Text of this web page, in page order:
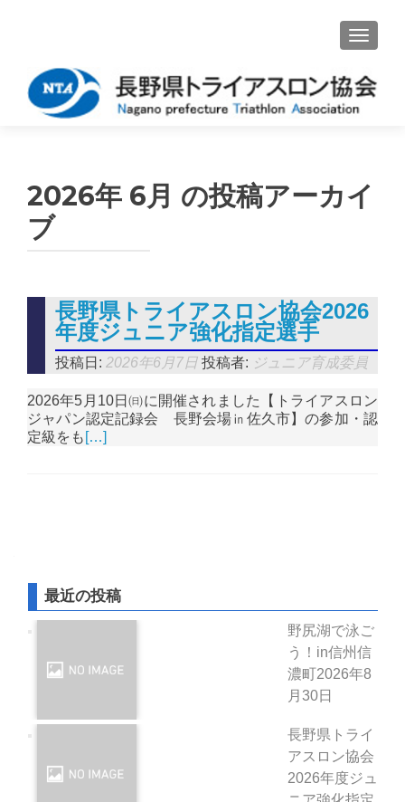
ナビゲ
2026年 6月 の投稿アーカイ
ブ
長野県トライアスロン協会2026
年度ジュニア強化指定選手
投稿日:2026年6月7日 投稿者: ジュニア育成委員
2026年5月10日㈰に開催されました【トライアスロン
ジャパン認定記録会 長野会場㏌佐久市】の参加・認
定級をも […]
最近の投稿
野尻湖で泳ご
う！in信州信
濃町 2026年8
月30日
長野県トライ
アスロン協会
2026年度ジュ